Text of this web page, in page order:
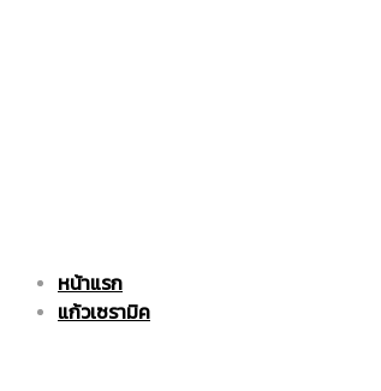
ราคา
เซรามิค
หน้าแรก
แก้วเซรามิค